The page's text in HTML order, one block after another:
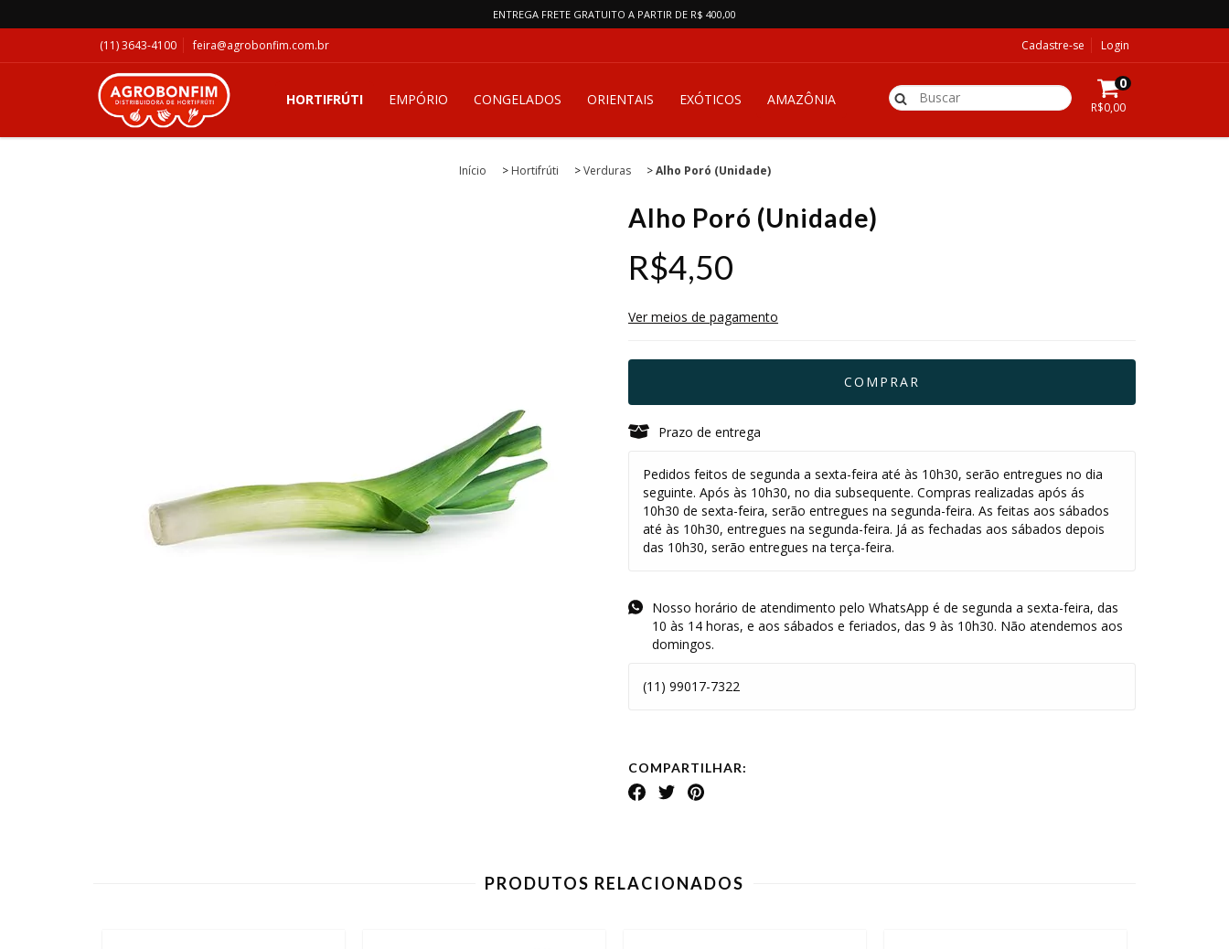
ENTREGA FRETE GRATUITO A PARTIR DE R$ 400,00
(11) 3643-4100 feira@agrobonfim.com.br Cadastre-se Login
HORTIFRÚTI EMPÓRIO CONGELADOS ORIENTAIS EXÓTICOS AMAZÔNIA
0
R$0,00
Início > Hortifrúti > Verduras > Alho Poró (Unidade)
Alho Poró (Unidade)
R$4,50
Ver meios de pagamento
Prazo de entrega
Pedidos feitos de segunda a sexta-feira até às 10h30, serão entregues no dia
seguinte. Após às 10h30, no dia subsequente. Compras realizadas após ás
10h30 de sexta-feira, serão entregues na segunda-feira. As feitas aos sábados
até às 10h30, entregues na segunda-feira. Já as fechadas aos sábados depois
das 10h30, serão entregues na terça-feira.
Nosso horário de atendimento pelo WhatsApp é de segunda a sexta-feira, das
10 às 14 horas, e aos sábados e feriados, das 9 às 10h30. Não atendemos aos
domingos.
(11) 99017-7322
COMPARTILHAR:
PRODUTOS RELACIONADOS